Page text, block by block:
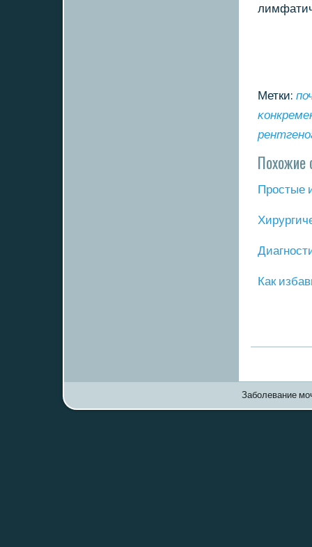
Метки:
Похожие
Прοстые
Как
Заболевание